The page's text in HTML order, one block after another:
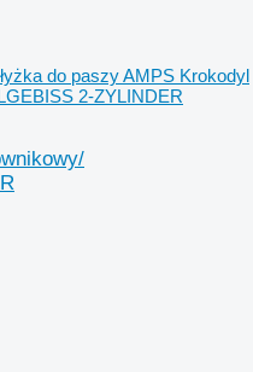
do paszy AMPS Krokodyl
2-ZYLINDER